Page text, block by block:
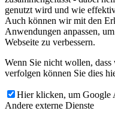
genutzt wird und wie
Auch können wir mit den
Anwendungen anpassen,
Webseite zu verbessern.
Wenn Sie nicht wollen,
verfolgen können Sie dies
Hier klicken, um Google
Andere externe Dienste